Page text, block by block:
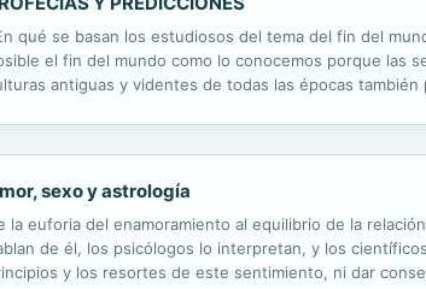
qué se basan los estudiosos del tema del fin del
el fin del mundo como lo conocemos porque las
antiguas y videntes de todas las épocas
sexo y astrología
la euforia del enamoramiento al equilibrio de la
de él, los psicólogos lo interpretan, y los
y los resortes de este sentimiento, ni dar